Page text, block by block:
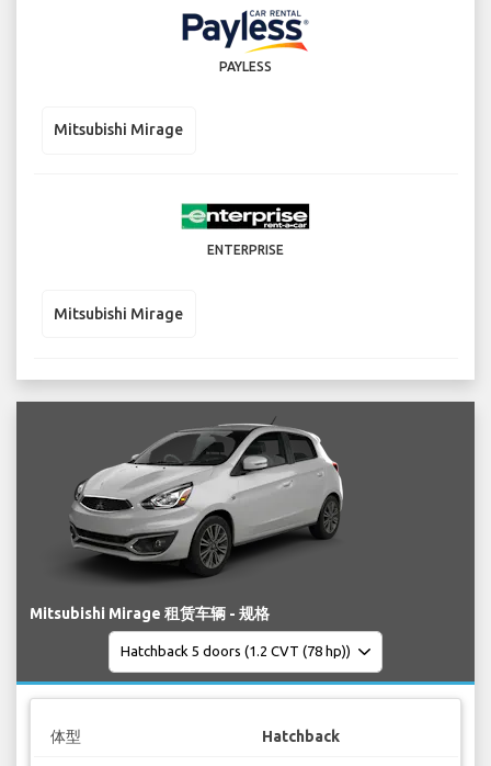
PAYLESS
Mitsubishi Mirage
ENTERPRISE
Mitsubishi Mirage
Mitsubishi Mirage 租赁车辆 - 规格
体型 Hatchback